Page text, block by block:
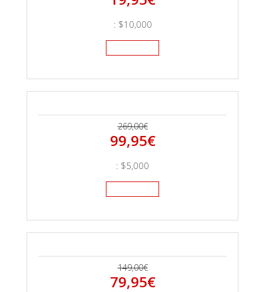
: $10,000
269,00€
99,95€
: $5,000
149,00€
79,95€